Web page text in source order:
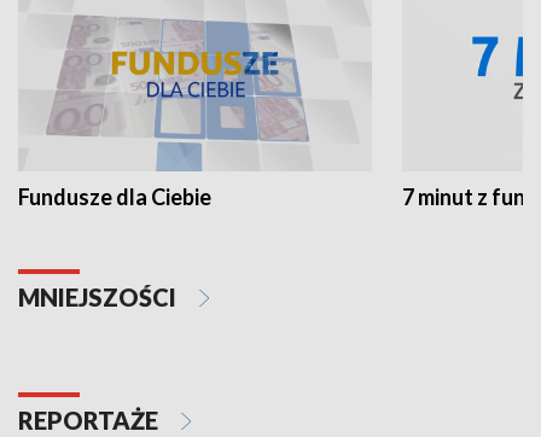
Fundusze dla Ciebie 7 minut z
MNIEJSZOŚCI
REPORTAŻE